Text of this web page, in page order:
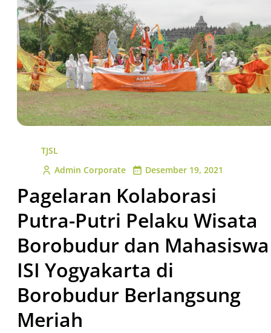
TJSL
Admin Corporate
Desember 19, 2021
Pagelaran Kolaborasi
Putra-Putri Pelaku Wisata
Borobudur dan Mahasiswa
ISI Yogyakarta di
Borobudur Berlangsung
Meriah